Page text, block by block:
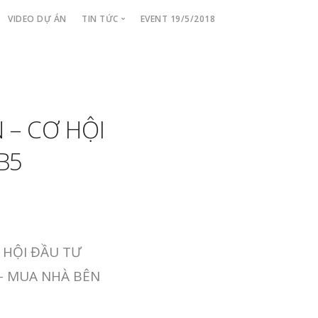
VIDEO DỰ ÁN TIN TỨC EVENT 19/5/2018
– CƠ HỘI
ĐẦU TƯ
MUA NHÀ BÊN